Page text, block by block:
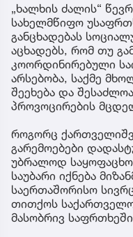
„ხალხის ძალის“
სახელმწიფო
განცხადებას
აცხადებს, რომ თუ
კოორდინირებული
არსებობა, საქმე
შეეხება და
პროვოცირების
როგორც
გარემოებები
უბრალოდ
საუბარი იქნება
საერთაშორისო
თითქოს
მასობრივ